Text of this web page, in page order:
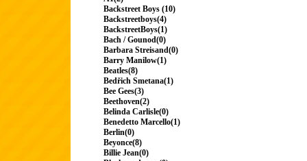
Backstreet Boys (10)
Backstreetboys(4)
BackstreetBoys(1)
Bach / Gounod(0)
Barbara Streisand(0)
Barry Manilow(1)
Beatles(8)
Bedřich Smetana(1)
Bee Gees(3)
Beethoven(2)
Belinda Carlisle(0)
Benedetto Marcello(1)
Berlin(0)
Beyonce(8)
Billie Jean(0)